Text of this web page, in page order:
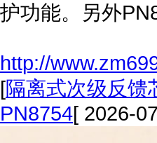
护功能。另外
http://
[隔离式次级反馈
PN8754[ 2026-